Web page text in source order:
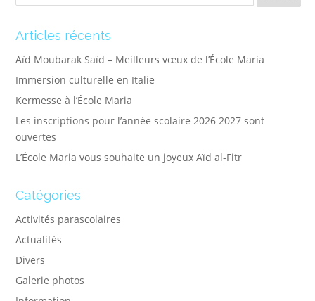
Articles récents
Aïd Moubarak Saïd – Meilleurs vœux de l’École Maria
Immersion culturelle en Italie
Kermesse à l’École Maria
Les inscriptions pour l’année scolaire 2026 2027 sont
ouvertes
L’École Maria vous souhaite un joyeux Aïd al-Fitr
Catégories
Activités parascolaires
Actualités
Divers
Galerie photos